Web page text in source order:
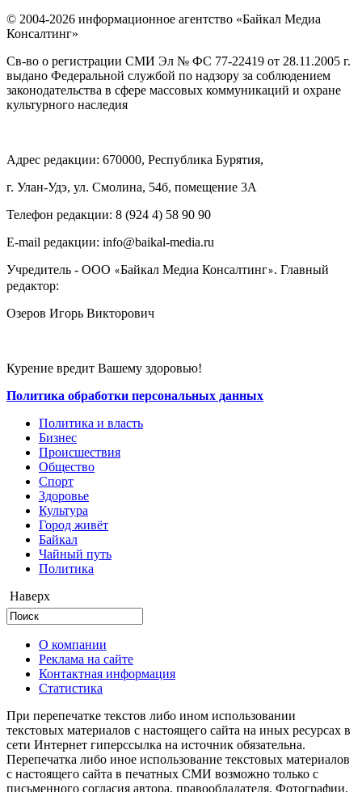
© 2004-2026 информационное агентство «Байкал Медиа
Консалтинг»
Св-во о регистрации СМИ Эл № ФС 77-22419 от 28.11.2005 г.
выдано Федеральной службой по надзору за соблюдением
законодательства в сфере массовых коммуникаций и охране
культурного наследия
Адрес редакции: 670000, Республика Бурятия,
г. Улан-Удэ, ул. Смолина, 54б, помещение 3А
Телефон редакции: ‎‎8 (924 4) 58 90 90
E-mail редакции: info@baikal-media.ru
Учредитель - ООО «Байкал Медиа Консалтинг». Главный
редактор:
Озеров Игорь Викторович
Курение вредит Вашему здоровью!
Политика обработки персональных данных
Политика и власть
Бизнес
Происшествия
Общество
Cпорт
Здоровье
Культура
Город живёт
Байкал
Чайный путь
Политика
Наверх
О компании
Реклама на сайте
Контактная информация
Статистика
При перепечатке текстов либо ином использовании
текстовых материалов с настоящего сайта на иных ресурсах в
сети Интернет гиперссылка на источник обязательна.
Перепечатка либо иное использование текстовых материалов
с настоящего сайта в печатных СМИ возможно только с
письменного согласия автора, правообладателя. Фотографии,